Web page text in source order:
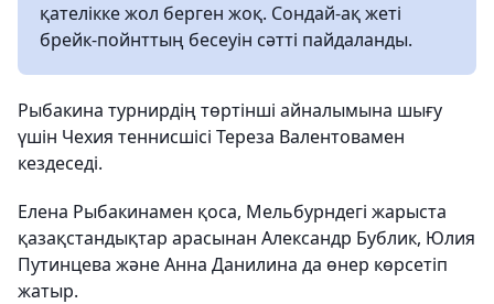
қателікке жол берген жоқ. Сондай-ақ жеті
брейк-пойнттың бесеуін сәтті пайдаланды.
Рыбакина турнирдің төртінші айналымына шығу
үшін Чехия теннисшісі Тереза Валентовамен
кездеседі.
Елена Рыбакинамен қоса, Мельбурндегі жарыста
қазақстандықтар арасынан Александр Бублик, Юлия
Путинцева және Анна Данилина да өнер көрсетіп
жатыр.